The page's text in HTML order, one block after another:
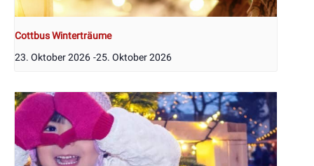
Cottbus Winterträume
23. Oktober 2026 -25. Oktober 2026